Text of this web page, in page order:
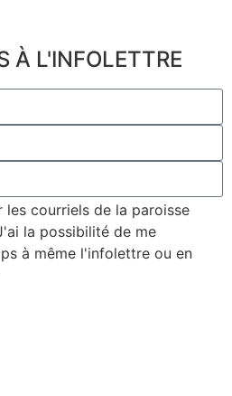
À L'INFOLETTRE
les courriels de la paroisse
la possibilité de me
à même l'infolettre ou en